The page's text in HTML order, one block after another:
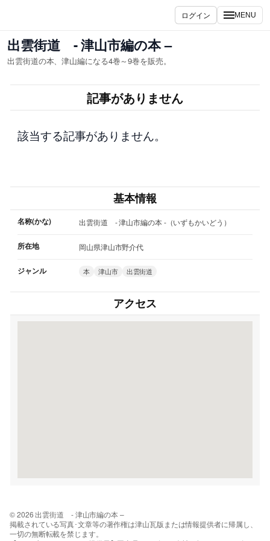
を
ス
キ
ッ
ログイン MENU
出雲街道 - 津山市編の本 –
出雲街道の本、津山編になる4巻～9巻を販売。
記事がありません
該当する記事がありません。
基本情報
名称(かな) 出雲街道 - 津山市編の本 -（いずもかいどう）
所在地 岡山県津山市野介代
ジャンル 本 津山市 出雲街道
アクセス
© 2026 出雲街道 - 津山市編の本 –
掲載されている写真･文章等の著作権は津山瓦版または情報提供者に帰属し、
一切の無断転載を禁じます。